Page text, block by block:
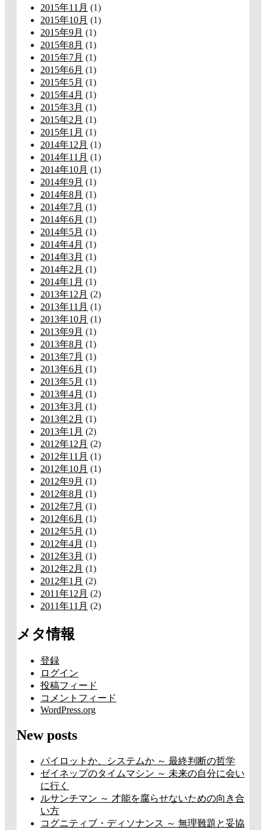
2015年11月 (1)
2015年10月 (1)
2015年9月 (1)
2015年8月 (1)
2015年7月 (1)
2015年6月 (1)
2015年5月 (1)
2015年4月 (1)
2015年3月 (1)
2015年2月 (1)
2015年1月 (1)
2014年12月 (1)
2014年11月 (1)
2014年10月 (1)
2014年9月 (1)
2014年8月 (1)
2014年7月 (1)
2014年6月 (1)
2014年5月 (1)
2014年4月 (1)
2014年3月 (1)
2014年2月 (1)
2014年1月 (1)
2013年12月 (2)
2013年11月 (1)
2013年10月 (1)
2013年9月 (1)
2013年8月 (1)
2013年7月 (1)
2013年6月 (1)
2013年5月 (1)
2013年4月 (1)
2013年3月 (1)
2013年2月 (1)
2013年1月 (2)
2012年12月 (2)
2012年11月 (1)
2012年10月 (1)
2012年9月 (1)
2012年8月 (1)
2012年7月 (1)
2012年6月 (1)
2012年5月 (1)
2012年4月 (1)
2012年3月 (1)
2012年2月 (1)
2012年1月 (2)
2011年12月 (2)
2011年11月 (2)
メタ情報
登録
ログイン
投稿フィード
コメントフィード
WordPress.org
New posts
パイロットか、システムか ～ 最終判断の哲学
ゼイネップのタイムマシン ～ 未来の自分に会い
に行く
ルサンチマン ～ 才能を腐らせないための向き合
い方
コグニティブ・ディソナンス ～ 無理難題と妥協